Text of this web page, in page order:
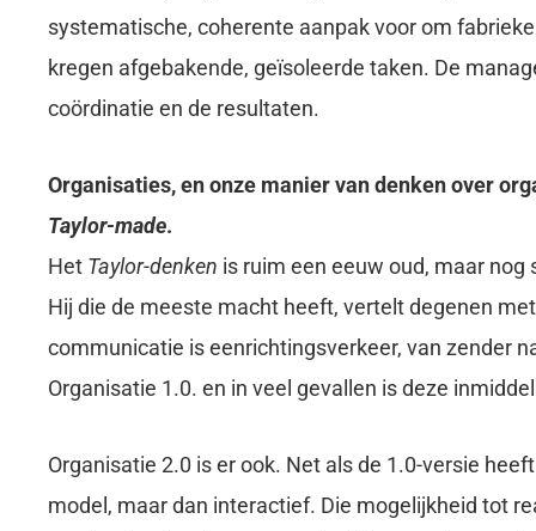
systematische, coherente aanpak voor om
kregen afgebakende, geïsoleerde taken. De
coördinatie en de resultaten.
Organisaties, en onze manier van denken over
Taylor-made.
Het Taylor-denken is ruim een eeuw oud, maar
Hij die de meeste macht heeft, vertelt degenen
communicatie is eenrichtingsverkeer, van zender
Organisatie 1.0. en in veel gevallen is deze
Organisatie 2.0 is er ook. Net als de 1.0-versie
model, maar dan interactief. Die mogelijkheid tot